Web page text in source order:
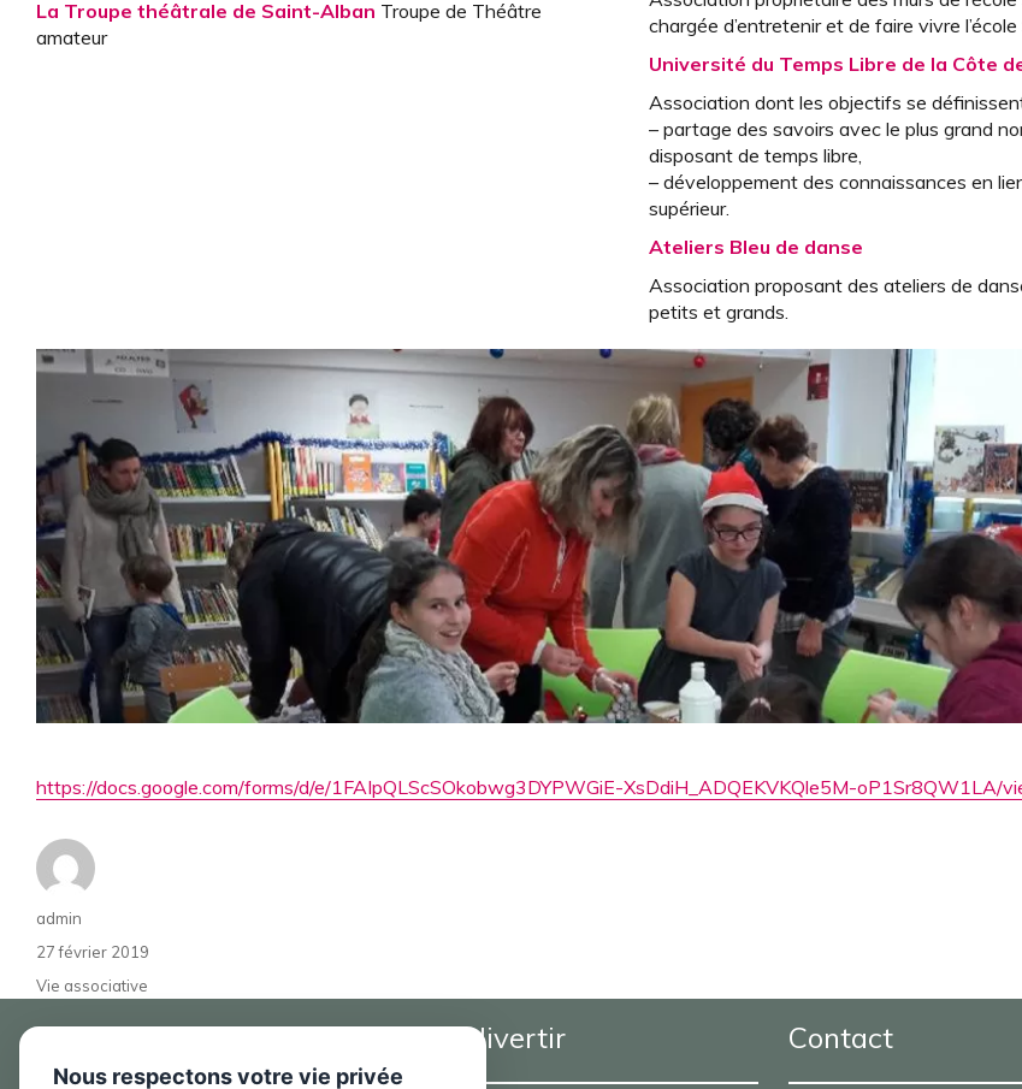
La Troupe théâtrale de Saint-Alban Troupe de Théâtre
amateur
chargée d’entretenir et de faire vivre
Université du Temps Libre de la Côte
Association dont les objectifs se
– partage des savoirs avec le plus grand
disposant de temps libre,
– développement des connaissances en
supérieur.
Ateliers Bleu de danse
Association proposant des ateliers de
petits et grands.
https://docs.google.com/forms/d/e/1FAIpQLScSOkobwg3DYPWGiE-XsDdiH_ADQEKVKQle5M-oP1Sr8QW1LA/
Auteur
admin
Publié
le
27 février 2019
Catégories
Vie associative
Pratique Se divertir Contact
Nous respectons votre vie privée